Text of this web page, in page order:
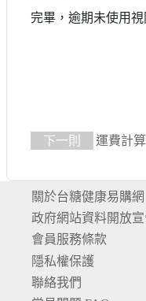
完畢，逾期未使用視
下一則 運費計
關於台糖健康易購網
政府網站資料開放宣
會員服務條款
隱私權保護
聯絡我們